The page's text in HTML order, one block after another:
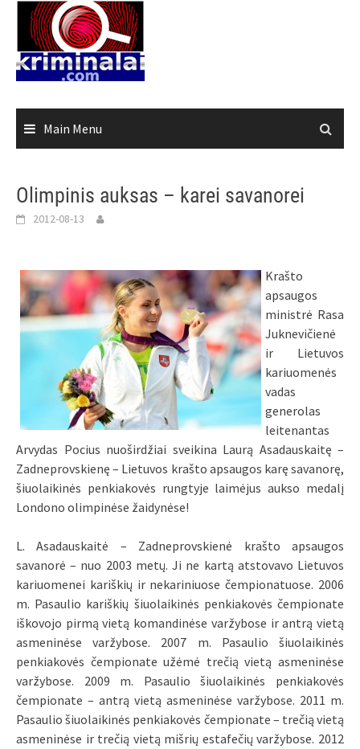
content
Main Menu
Olimpinis auksas – karei savanorei
2012-08-13
Krašto
apsaugos
ministrė Rasa
Juknevičienė
ir Lietuvos
kariuomenės
vadas
generolas
leitenantas
Arvydas Pocius nuoširdžiai sveikina Laurą Asadauskaitę –
Zadneprovskienę – Lietuvos krašto apsaugos karę savanorę,
šiuolaikinės penkiakovės rungtyje laimėjus aukso medalį
Londono olimpinėse žaidynėse!
L. Asadauskaitė – Zadneprovskienė krašto apsaugos
savanorė – nuo 2003 metų. Ji ne kartą atstovavo Lietuvos
kariuomenei kariškių ir nekariniuose čempionatuose. 2006
m. Pasaulio kariškių šiuolaikinės penkiakovės čempionate
iškovojo pirmą vietą komandinėse varžybose ir antrą vietą
asmeninėse varžybose. 2007 m. Pasaulio šiuolaikinės
penkiakovės čempionate užėmė trečią vietą asmeninėse
varžybose. 2009 m. Pasaulio šiuolaikinės penkiakovės
čempionate – antrą vietą asmeninėse varžybose. 2011 m.
Pasaulio šiuolaikinės penkiakovės čempionate – trečią vietą
asmeninėse ir trečią vietą mišrių estafečių varžybose. 2012